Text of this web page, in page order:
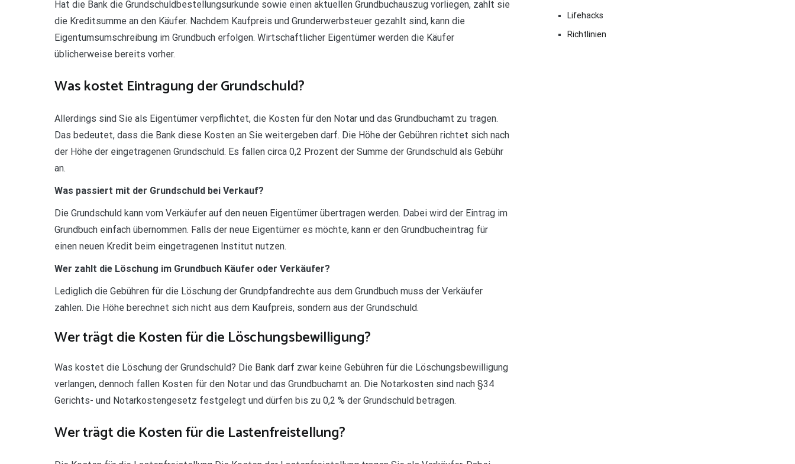
Hat die Bank die Grundschuldbestellungsurkunde sowie einen aktuellen Grundbuchauszug vorliegen, zahlt sie
die Kreditsumme an den Käufer. Nachdem Kaufpreis und Grunderwerbsteuer gezahlt sind, kann die
Eigentumsumschreibung im Grundbuch erfolgen. Wirtschaftlicher Eigentümer werden die Käufer
üblicherweise bereits vorher.
Was kostet Eintragung der Grundschuld?
Allerdings sind Sie als Eigentümer verpflichtet, die Kosten für den Notar und das Grundbuchamt zu tragen.
Das bedeutet, dass die Bank diese Kosten an Sie weitergeben darf. Die Höhe der Gebühren richtet sich nach
der Höhe der eingetragenen Grundschuld. Es fallen circa 0,2 Prozent der Summe der Grundschuld als Gebühr
an.
Was passiert mit der Grundschuld bei Verkauf?
Die Grundschuld kann vom Verkäufer auf den neuen Eigentümer übertragen werden. Dabei wird der Eintrag im
Grundbuch einfach übernommen. Falls der neue Eigentümer es möchte, kann er den Grundbucheintrag für
einen neuen Kredit beim eingetragenen Institut nutzen.
Wer zahlt die Löschung im Grundbuch Käufer oder Verkäufer?
Lediglich die Gebühren für die Löschung der Grundpfandrechte aus dem Grundbuch muss der Verkäufer
zahlen. Die Höhe berechnet sich nicht aus dem Kaufpreis, sondern aus der Grundschuld.
Wer trägt die Kosten für die Löschungsbewilligung?
Was kostet die Löschung der Grundschuld? Die Bank darf zwar keine Gebühren für die Löschungsbewilligung
verlangen, dennoch fallen Kosten für den Notar und das Grundbuchamt an. Die Notarkosten sind nach §34
Gerichts- und Notarkostengesetz festgelegt und dürfen bis zu 0,2 % der Grundschuld betragen.
Wer trägt die Kosten für die Lastenfreistellung?
Lifehacks
Richtlinien